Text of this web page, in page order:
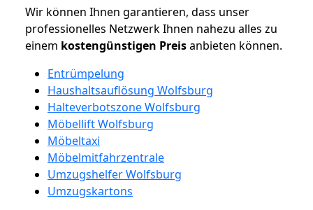
Wir können Ihnen garantieren, dass unser
professionelles Netzwerk Ihnen nahezu alles zu
einem kostengünstigen Preisanbieten können.
Entrümpelung
Haushaltsauflösung Wolfsburg
Halteverbotszone Wolfsburg
Möbellift Wolfsburg
Möbeltaxi
Möbelmitfahrzentrale
Umzugshelfer Wolfsburg
Umzugskartons